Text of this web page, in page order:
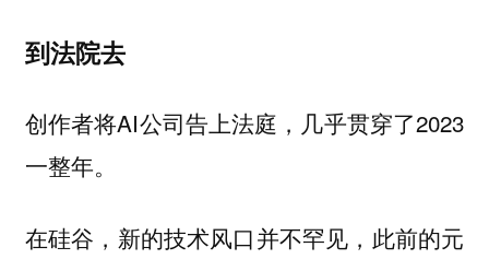
到法院去
创作者将AI公司告上法庭，几乎贯穿了2023
一整年。
在硅谷，新的技术风口并不罕见，此前的元